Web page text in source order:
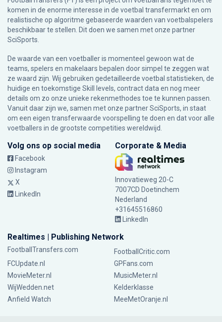
komen in de enorme interesse in de voetbal transfermarkt en om
realistische op algoritme gebaseerde waarden van voetbalspelers
beschikbaar te stellen. Dit doen we samen met onze partner
SciSports
De waarde van een voetballer is momenteel gewoon wat de
teams, spelers en makelaars bepalen door simpel te zeggen wat
ze waard zijn. Wij gebruiken gedetailleerde voetbal statistieken, de
huidige en toekomstige Skill levels, contract data en nog meer
details om zo onze unieke rekenmethodes toe te kunnen passen.
Vanuit daar zijn we, samen met onze partner SciSports, in staat
om een eigen transferwaarde voorspelling te doen en dat voor alle
voetballers in de grootste competities wereldwijd.
Volg ons op social media
Facebook
Instagram
X
LinkedIn
Corporate & Media
Innovatieweg 20-C
7007CD Doetinchem
Nederland
+31645516860
LinkedIn
Realtimes | Publishing Network
FootballTransfers.com
FootballCritic.com
FCUpdate.nl
GPFans.com
MovieMeter.nl
MusicMeter.nl
WijWedden.net
Kelderklasse
Anfield Watch
MeeMetOranje.nl